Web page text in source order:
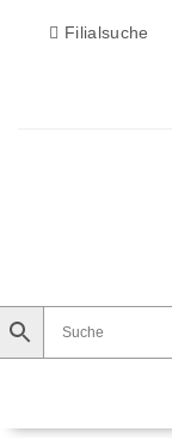
Filialsuche